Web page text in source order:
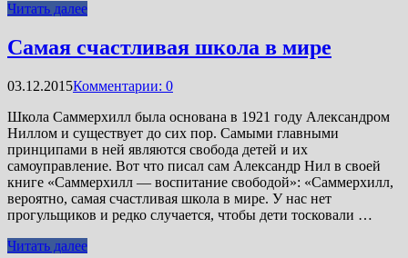
Читать далее
Самая счастливая школа в мире
03.12.2015Комментарии: 0
Школа Саммерхилл была основана в 1921 году Александром
Ниллом и существует до сих пор. Самыми главными
принципами в ней являются свобода детей и их
самоуправление. Вот что писал сам Александр Нил в своей
книге «Саммерхилл — воспитание свободой»: «Саммерхилл,
вероятно, самая счастливая школа в мире. У нас нет
прогульщиков и редко случается, чтобы дети тосковали …
Читать далее